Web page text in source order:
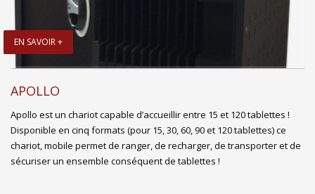
EN SAVOIR +
APOLLO
Apollo est un chariot capable d’accueillir entre 15 et 120 tablettes !
Disponible en cinq formats (pour 15, 30, 60, 90 et 120 tablettes) ce
chariot, mobile permet de ranger, de recharger, de transporter et de
sécuriser un ensemble conséquent de tablettes !